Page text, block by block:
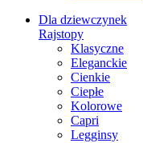
Dla dziewczynek
Rajstopy
Klasyczne
Eleganckie
Cienkie
Ciepłe
Kolorowe
Capri
Legginsy